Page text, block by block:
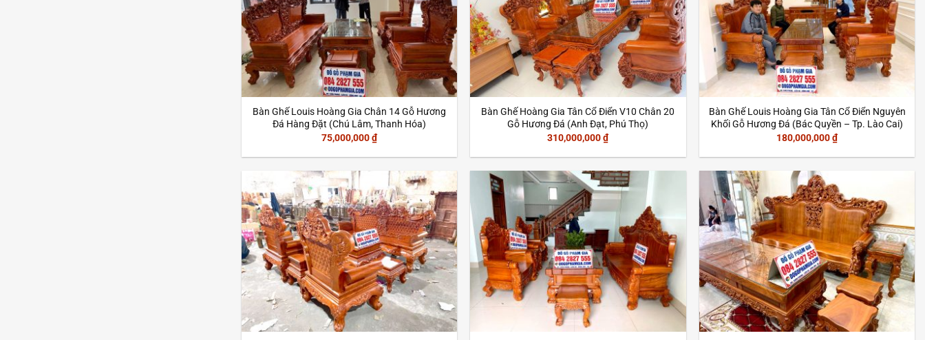
Bàn Ghế Louis Hoàng Gia Chân 14 Gỗ Hương
Đá Hàng Đặt (Chú Lâm, Thanh Hóa)
75,000,000₫
Bàn Ghế Hoàng Gia Tân Cổ Điển V10 Chân 20
Gỗ Hương Đá (Anh Đạt, Phú Thọ)
310,000,000₫
Bàn Ghế Louis Hoàng Gia Tân Cổ Điển Nguyên
Khối Gỗ Hương Đá (Bác Quyền – Tp. Lào Cai)
180,000,000₫